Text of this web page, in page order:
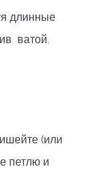
длинные
ватой.
(или
петлю и